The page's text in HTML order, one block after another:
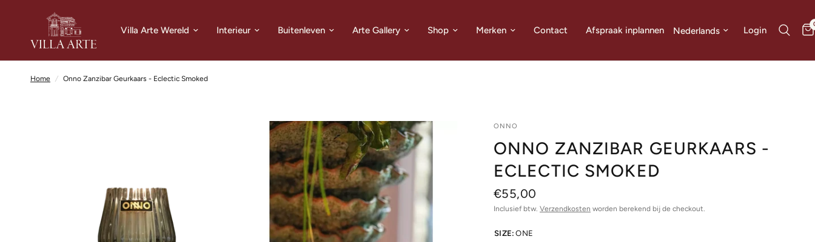
Villa Arte Wereld Interieur Buitenleven Arte Gallery Shop Merken Contact Afspraak inplannen Land/regio bijwerkenLogin
Home / Onno Zanzibar Geurkaars - Eclectic Smoked
ONNO
ONNO ZANZIBAR GEURKAARS -
ECLECTIC SMOKED
€55,00
Inclusief btw. Verzendkosten worden berekend bij de checkout.
SIZE: ONE